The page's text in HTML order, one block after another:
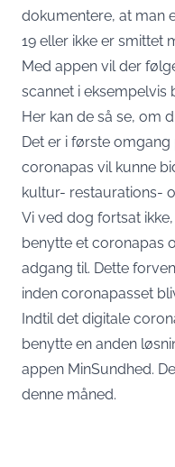
dokumentere, at man
19 eller ikke er smittet
Med appen vil der
scannet i eksempelvis
Her kan de så se, om
Det er i første
coronapas vil kunne
kultur- restaurations-
Vi ved dog fortsat
benytte et coronapas
adgang til. Dette
inden coronapasset
Indtil det digitale
benytte en anden
appen MinSundhed.
denne måned.